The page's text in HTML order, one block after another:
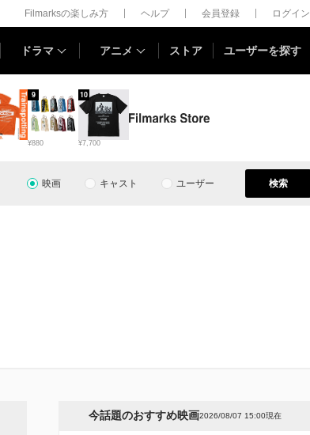
Filmarksの楽しみ方 ヘルプ 会員登録 ログイン
ドラマ アニメ ストア ユーザーを探す
¥880
9
¥7,700
10
映画 キャスト ユーザー 検索
今話題のおすすめ映画2026/08/07 15:00現在